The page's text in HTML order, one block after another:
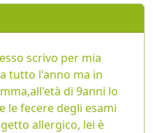
scrivo per mia
tutto l'anno ma in
di 9anni lo
le fecere degli esami
allergico, lei è